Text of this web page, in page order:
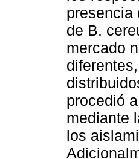
presencia
de B.
mercado
procedió
mediante
los